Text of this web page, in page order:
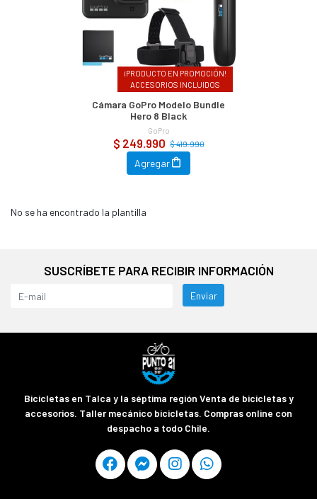
¡PRODUCTO EN PROMOCIÓN!
ACCESORIOS INCLUIDOS
Cámara GoPro Modelo Bundle
Hero 8 Black
GoPro
$ 419.990
$ 249.990
Agregar
No se ha encontrado la plantilla
SUSCRÍBETE PARA RECIBIR INFORMACIÓN
Enviar
Bicicletas en Talca y la séptima región Venta de bicicletas y
accesorios. Taller mecánico bicicletas. Compras online con
despacho a todo Chile.